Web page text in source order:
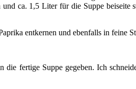
ca. 1,5 Liter für die Suppe beiseite
entkernen und ebenfalls in feine
fertige Suppe gegeben. Ich